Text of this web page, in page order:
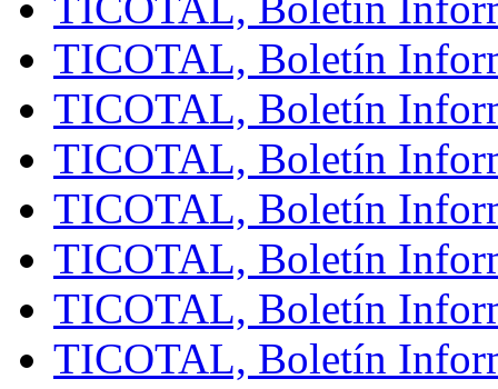
TICOTAL, Boletín
TICOTAL, Boletín
TICOTAL, Boletín
TICOTAL, Boletín
TICOTAL, Boletín
TICOTAL, Boletín
TICOTAL, Boletín